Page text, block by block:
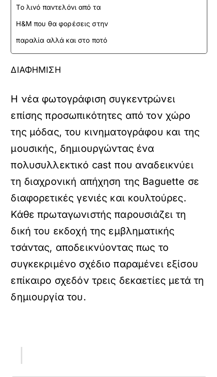
Το λινό παντελόνι από τα
H&M που θα φορέσεις στην
παραλία αλλά και στο ποτό
ΔΙΑΦΗΜΙΣΗ
Η νέα φωτογράφιση συγκεντρώνει
επίσης προσωπικότητες από τον χώρο
της μόδας, του κινηματογράφου και της
μουσικής, δημιουργώντας ένα
πολυσυλλεκτικό cast που αναδεικνύει
τη διαχρονική απήχηση της Baguette σε
διαφορετικές γενιές και κουλτούρες.
Κάθε πρωταγωνιστής παρουσιάζει τη
δική του εκδοχή της εμβληματικής
τσάντας, αποδεικνύοντας πως το
συγκεκριμένο σχέδιο παραμένει εξίσου
επίκαιρο σχεδόν τρεις δεκαετίες μετά τη
δημιουργία του.